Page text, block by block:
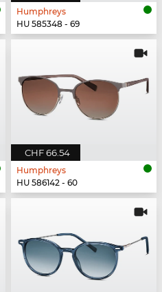
Humphreys
HU 585348 - 69
CHF 66.54
Humphreys
HU 586142 - 60